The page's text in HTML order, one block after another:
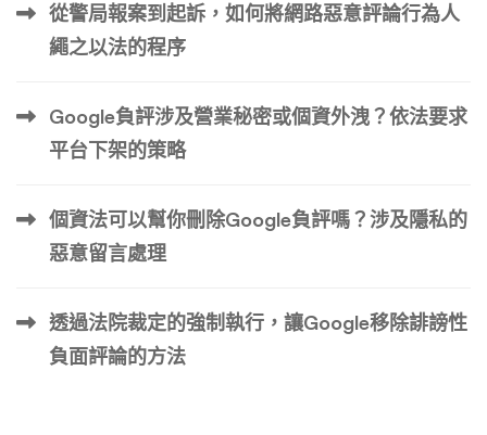
從警局報案到起訴，如何將網路惡意評論行為人
繩之以法的程序
Google負評涉及營業秘密或個資外洩？依法要求
平台下架的策略
個資法可以幫你刪除Google負評嗎？涉及隱私的
惡意留言處理
透過法院裁定的強制執行，讓Google移除誹謗性
負面評論的方法